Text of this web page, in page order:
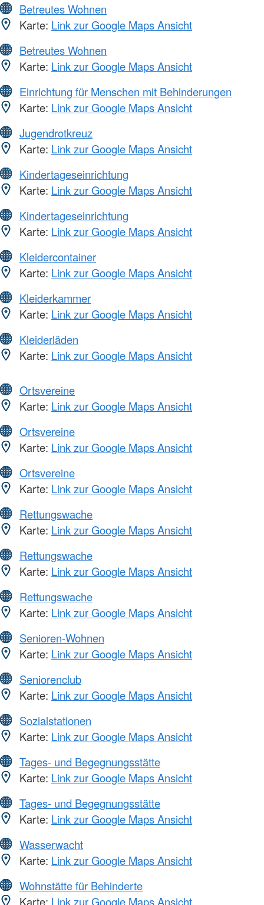
Betreutes Wohnen
Karte: Link zur Google Maps Ansicht
Betreutes Wohnen
Karte: Link zur Google Maps Ansicht
Einrichtung für Menschen mit Behinderungen
Karte: Link zur Google Maps Ansicht
Jugendrotkreuz
Karte: Link zur Google Maps Ansicht
Kindertageseinrichtung
Karte: Link zur Google Maps Ansicht
Kindertageseinrichtung
Karte: Link zur Google Maps Ansicht
Kleidercontainer
Karte: Link zur Google Maps Ansicht
Kleiderkammer
Karte: Link zur Google Maps Ansicht
Kleiderläden
Karte: Link zur Google Maps Ansicht
Ortsvereine
Karte: Link zur Google Maps Ansicht
Ortsvereine
Karte: Link zur Google Maps Ansicht
Ortsvereine
Karte: Link zur Google Maps Ansicht
Rettungswache
Karte: Link zur Google Maps Ansicht
Rettungswache
Karte: Link zur Google Maps Ansicht
Rettungswache
Karte: Link zur Google Maps Ansicht
Senioren-Wohnen
Karte: Link zur Google Maps Ansicht
Seniorenclub
Karte: Link zur Google Maps Ansicht
Sozialstationen
Karte: Link zur Google Maps Ansicht
Tages- und Begegnungsstätte
Karte: Link zur Google Maps Ansicht
Tages- und Begegnungsstätte
Karte: Link zur Google Maps Ansicht
Wasserwacht
Karte: Link zur Google Maps Ansicht
Wohnstätte für Behinderte
Karte: Link zur Google Maps Ansicht